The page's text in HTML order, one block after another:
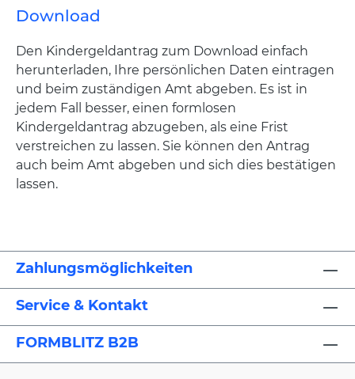
Download
Den Kindergeldantrag zum Download einfach
herunterladen, Ihre persönlichen Daten eintragen
und beim zuständigen Amt abgeben. Es ist in
jedem Fall besser, einen formlosen
Kindergeldantrag abzugeben, als eine Frist
verstreichen zu lassen. Sie können den Antrag
auch beim Amt abgeben und sich dies bestätigen
lassen.
Zahlungsmöglichkeiten
Service & Kontakt
FORMBLITZ B2B